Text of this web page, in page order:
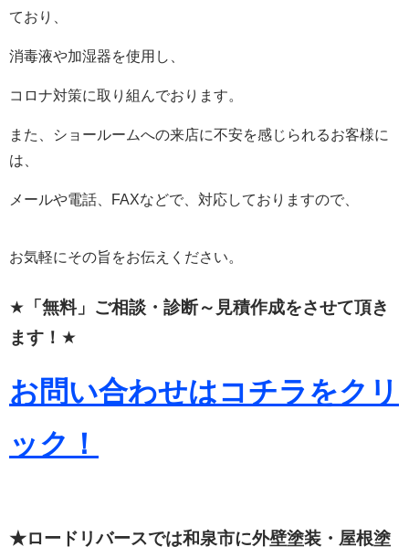
ており、
消毒液や加湿器を使用し、
コロナ対策に取り組んでおります。
また、ショールームへの来店に不安を感じられるお客様に
は、
メールや電話、FAXなどで、対応しておりますので、
お気軽にその旨をお伝えください。
★ 「無料」ご相談・診断～見積作成をさせて頂き
ます！ ★
お問い合わせはコチラをクリ
ック！
★ロードリバースでは和泉市に外壁塗装・屋根塗